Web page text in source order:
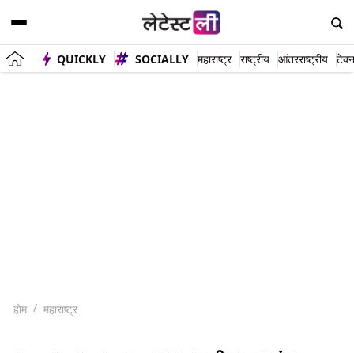
QUICKLY SOCIALLY महाराष्ट्र राष्ट्रीय आंतरराष्ट्रीय
होम महाराष्ट्र